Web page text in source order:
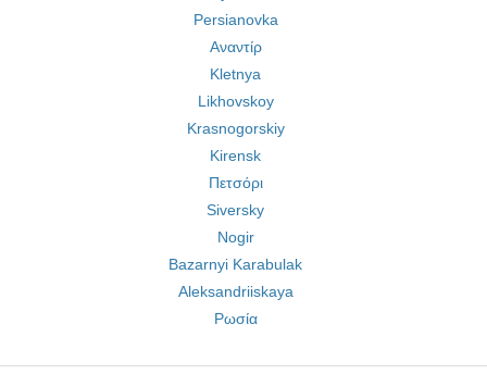
Persianovka
Αναντίρ
Kletnya
Likhovskoy
Krasnogorskiy
Kirensk
Πετσόρι
Siversky
Nogir
Bazarnyi Karabulak
Aleksandriiskaya
Ρωσία